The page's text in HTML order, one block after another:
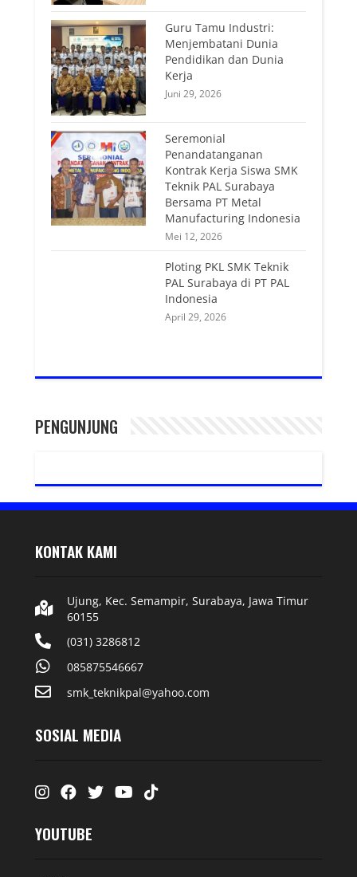
Guru Tamu Industri:
Menjembatani Dunia
Pendidikan dan Dunia
Kerja
Juni 29, 2026
Seremonial
Penandatanganan
Kontrak Kerja Siswa SMK
Teknik PAL Surabaya
Bersama PT Metal
Manufacturing Indonesia
Mei 12, 2026
Ploting PKL SMK Teknik
PAL Surabaya di PT PAL
Indonesia
April 29, 2026
PENGUNJUNG
KONTAK KAMI
Ujung, Kec. Semampir, Surabaya, Jawa Timur
60155
(031) 3286812
085875546667
smk_teknikpal@yahoo.com
SOSIAL MEDIA
Instagram
FacebookTwitterYoutube
Tiktok
YOUTUBE